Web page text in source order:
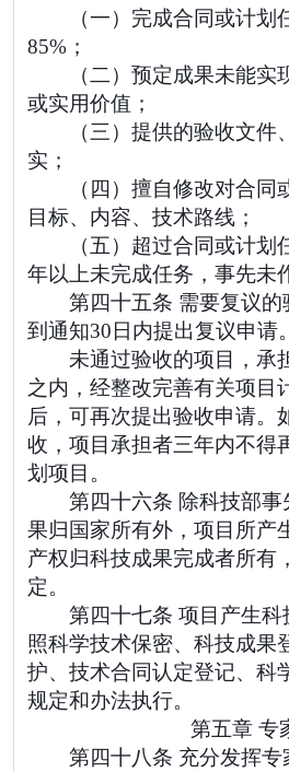
（一）完成合同或计划
85%；
（二）预定成果未能实
或实用价值；
（三）提供的验收文件
实；
（四）擅自修改对合同
目标、内容、技术路线；
（五）超过合同或计划
年以上未完成任务，事先未
第四十五条 需要复议的
到通知30日内提出复议申请。
未通过验收的项目，承
之内，经整改完善有关项目
后，可再次提出验收申请。
收，项目承担者三年内不得
划项目。
第四十六条 除科技部事
果归国家所有外，项目所产
产权归科技成果完成者所有
定。
第四十七条 项目产生科
照科学技术保密、科技成果
护、技术合同认定登记、科
规定和办法执行。
第五章 专
第四十八条 充分发挥专